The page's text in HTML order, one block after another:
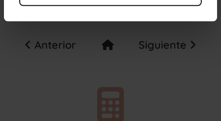
Anterior Siguiente